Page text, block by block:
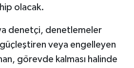
olacak.
denetçi, denetlemeler
güçleştiren veya engelleyen
görevde kalması halinde